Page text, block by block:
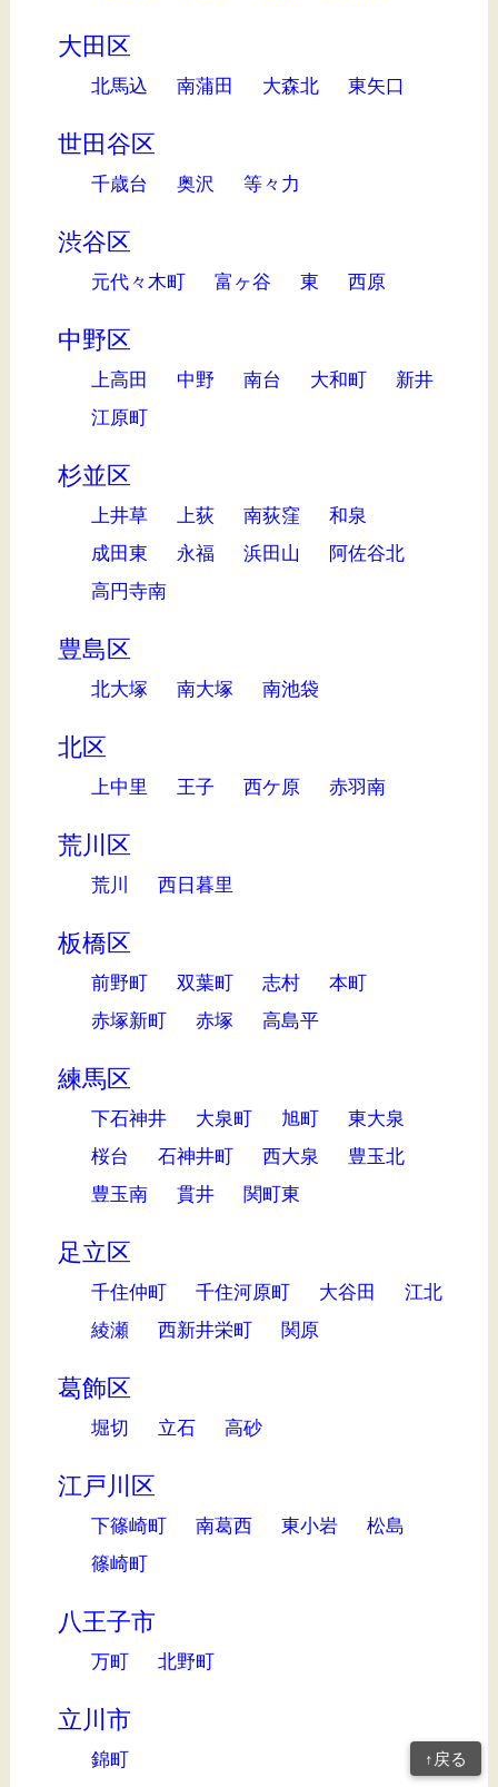
大田区
北馬込 南蒲田 大森北 東矢口
世田谷区
千歳台 奥沢 等々力
渋谷区
元代々木町 富ヶ谷 東 西原
中野区
上高田 中野 南台 大和町
新井
江原町
杉並区
上井草 上荻 南荻窪
和泉
成田東
永福 浜田山
阿佐谷北
高円寺南
豊島区
北大塚 南大塚 南池袋
北区
上中里 王子 西ケ原 赤羽南
荒川区
荒川 西日暮里
板橋区
前野町 双葉町 志村
本町
赤塚新町
赤塚 高島平
練馬区
下石神井 大泉町 旭町
東大泉
桜台
石神井町 西大泉
豊玉北
豊玉南
貫井 関町東
足立区
千住仲町 千住河原町 大谷田
江北
綾瀬
西新井栄町 関原
葛飾区
堀切 立石 高砂
江戸川区
下篠崎町 南葛西 東小岩
松島
篠崎町
八王子市
万町 北野町
立川市
錦町 ↑戻る